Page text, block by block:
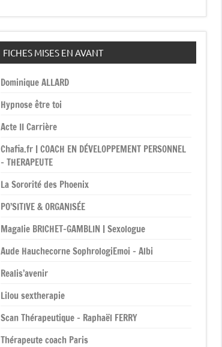
FICHES MISES EN AVANT
Dominique ALLARD
Hypnose être toi
Acte II Carrière
Chafia.fr | COACH EN DÉVELOPPEMENT PERSONNEL
– THERAPEUTE
La Sororité des Phoenix
PO’SITIVE & ORGANISÉE
Magalie BRICHET-GAMBLIN | Sexologue
Aude Hauchecorne SophrologiEmoi – Albi
Realis’avenir
Lilou sextherapie
Scan Thérapeutique – Raphaël FERRY
Thérapeute coach Paris